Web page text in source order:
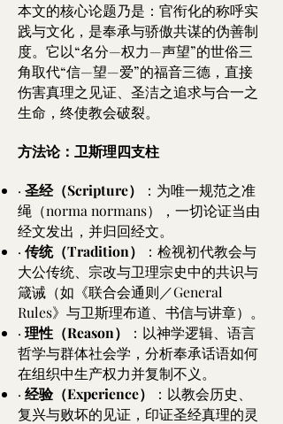
本文的核心论题乃是：官衔化的称呼实
践与文化，是奉承与骄傲共谋的伪善制
度。它以“名分—权力—声望”的世俗三
角取代“信—望—爱”的福音三德，直接
伤害真理之见证、圣洁之追求与合一之
生命，终使教会破裂。
方法论：卫斯理四支柱
· 圣经（Scripture）
：为唯一规范之准
绳（norma normans），一切论证当由
经文发出，并归回经文。
· 传统（Tradition）
：检视初代教会与
大公传统、宗改与卫理宗史中的共识与
箴诫（如《联合会通则／General
Rules》与卫斯理布道、书信与讲章）。
· 理性（Reason）
：以神学逻辑、语言
哲学与群体社会学，分析奉承话语如何
在组织中生产权力并复制不义。
· 经验（Experience）
：以教会历史、
复兴与败坏的见证，印证圣经真理的灵